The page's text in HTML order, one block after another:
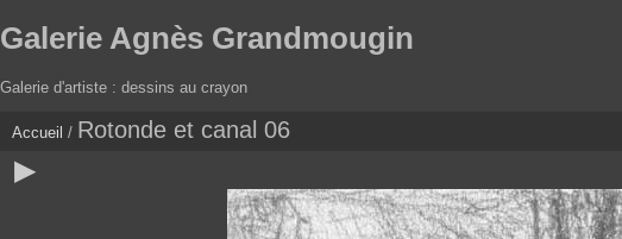
Galerie Agnès Grandmougin
Galerie d'artiste : dessins au crayon
Accueil / Rotonde et canal 06